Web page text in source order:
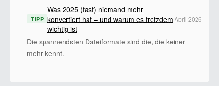
TIPP
Was 2025 (fast) niemand mehr
konvertiert hat – und warum es trotzdem
wichtig ist
April 2026
Die spannendsten Dateiformate sind die, die keiner
mehr kennt.